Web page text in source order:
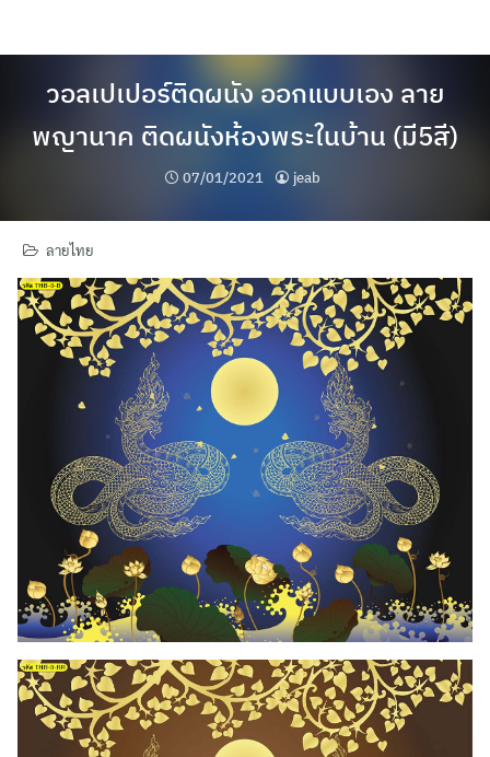
วอลเปเปอร์ติดผนัง ออกแบบเอง ลาย
พญานาค ติดผนังห้องพระในบ้าน (มี5สี)
07/01/2021 jeab
ลายไทย